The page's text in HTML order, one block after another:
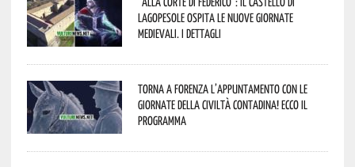
Lagopesole ospita le nuove Giornate
Medievali. I dettagli
Torna a Forenza l’appuntamento con le
Giornate della Civiltà Contadina! Ecco il
programma